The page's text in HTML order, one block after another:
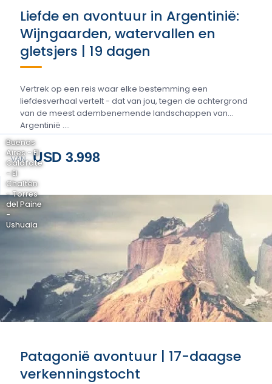
Liefde en avontuur in Argentinië:
Wijngaarden, watervallen en
gletsjers | 19 dagen
Vertrek op een reis waar elke bestemming een
liefdesverhaal vertelt - dat van jou, tegen de achtergrond
van de meest adembenemende landschappen van
Argentinië ....
VAN USD 3.998
Buenos
Aires - El
Calafate
- El
Chaltén
- Torres
del Paine
-
Ushuaia
Patagonië avontuur | 17-daagse
verkenningstocht